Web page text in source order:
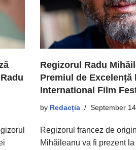
Regizorul Radu
Premiul de Excelență
International Film
by Redacția September
Regizorul francez de
Mihăileanu va fi prezent